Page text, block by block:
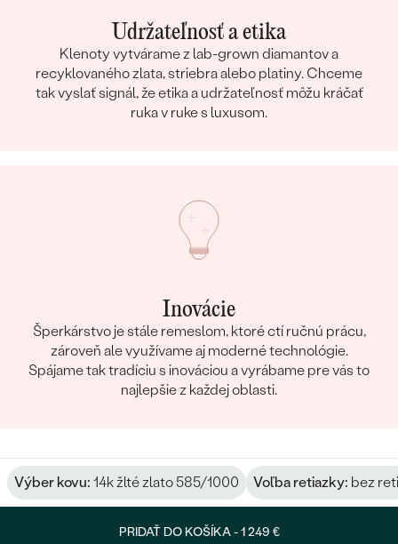
Udržateľnosť a etika
Klenoty vytvárame z lab-grown diamantov a
recyklovaného zlata, striebra alebo platiny. Chceme
tak vyslať signál, že etika a udržateľnosť môžu kráčať
ruka v ruke s luxusom.
Inovácie
Šperkárstvo je stále remeslom, ktoré ctí ručnú prácu,
zároveň ale využívame aj moderné technológie.
Spájame tak tradíciu s inováciou a vyrábame pre vás to
najlepšie z každej oblasti.
Výber kovu: 14k žlté zlato 585/1000 Voľba retiazky: bez
PRIDAŤ DO KOŠÍKA -1 249 €